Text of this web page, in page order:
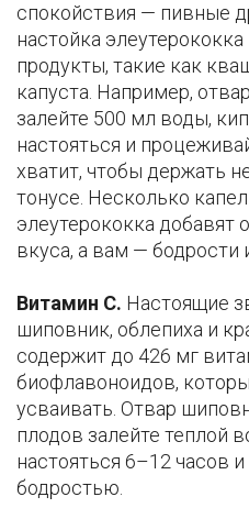
спокойствия — пивные
настойка
продукты, такие как
капуста. Например,
залейте 500 мл воды,
настояться и
хватит, чтобы держать
тонусе. Несколько
элеутерококка добавят
вкуса, а вам — бодрости
Витамин C. Настоящие
шиповник, облепиха и
содержит до 426 мг
биофлавоноидов,
усваивать. Отвар
плодов залейте теплой
настояться 6–12 часов
бодростью.